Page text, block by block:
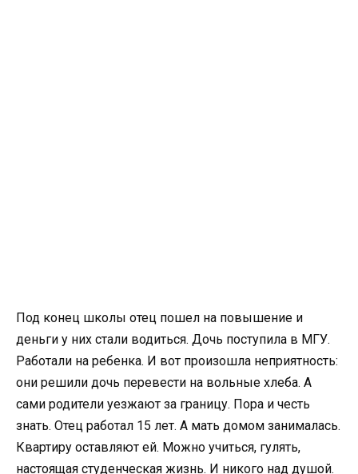
Под конец школы отец пошел на повышение и
деньги у них стали водиться. Дочь поступила в МГУ.
Работали на ребенка. И вот произошла неприятность:
они решили дочь перевести на вольные хлеба. А
сами родители уезжают за границу. Пора и честь
знать. Отец работал 15 лет. А мать домом занималась.
Квартиру оставляют ей. Можно учиться, гулять,
настоящая студенческая жизнь. И никого над душой.